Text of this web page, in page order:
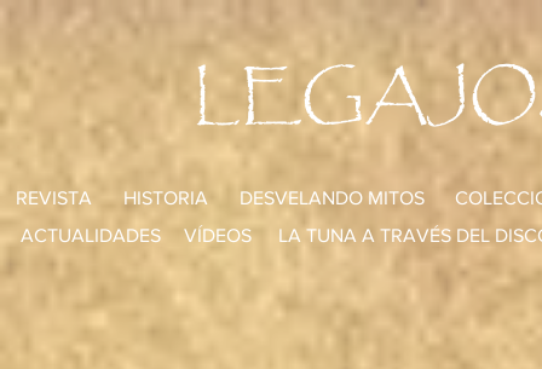
REVISTA HISTORIA DESVELANDO MITOS
ACTUALIDADES
LA TUNA A TRAVÉS DEL
VÍDEOS